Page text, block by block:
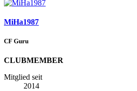
MiHa1987
CF Guru
CLUBMEMBER
Mitglied seit
2014